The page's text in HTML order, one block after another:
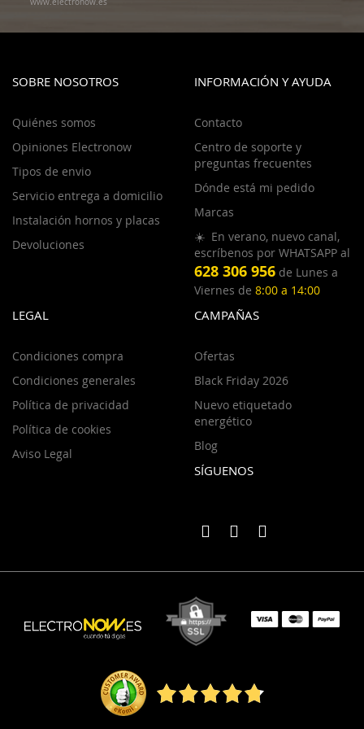
SOBRE NOSOTROS
Quiénes somos
Opiniones Electronow
Tipos de envio
Servicio entrega a domicilio
Instalación hornos y placas
Devoluciones
INFORMACIÓN Y AYUDA
Contacto
Centro de soporte y
preguntas frecuentes
Dónde está mi pedido
Marcas
☀️ En verano, nuevo canal,
escríbenos por WHATSAPP al
628 306 956 de Lunes a
Viernes de 8:00 a 14:00
LEGAL
Condiciones compra
Condiciones generales
Política de privacidad
Política de cookies
Aviso Legal
CAMPAÑAS
Ofertas
Black Friday 2026
Nuevo etiquetado
energético
Blog
SÍGUENOS